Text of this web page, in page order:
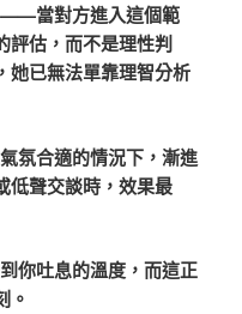
——當對方進入這個範
評估，而不是理性判
她已無法單靠理智分析
氛合適的情況下，漸進
低聲交談時，效果最
你吐息的溫度，而這正
。